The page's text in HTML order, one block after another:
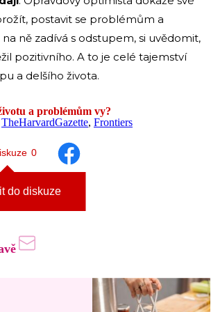
postavit se problémům a
na ně zadívá s odstupem, si uvědomit,
pozitivního. A to je celé tajemství
a delšího života.
a problémům vy?
TheHarvardGazette, Frontiers
0
do diskuze